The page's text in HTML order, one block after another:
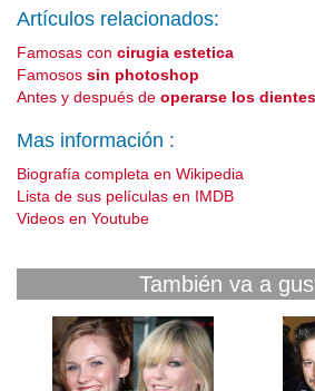
Artículos relacionados:
Famosas con cirugia estetica
Famosos sin photoshop
Antes y después de operarse los dientes
Mas información :
Biografía completa en Wikipedia
Lista de sus películas en IMDB
Videos en Youtube
También va a